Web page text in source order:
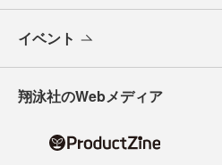
イベント
翔泳社のWebメディア